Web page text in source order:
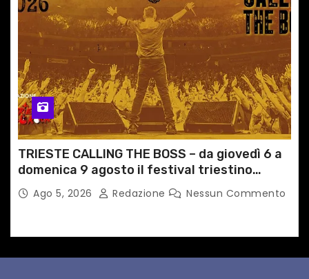
TRIESTE CALLING THE BOSS – da giovedì 6 a
domenica 9 agosto il festival triestino
dedicato a Springsteen
Ago 5, 2026 Redazione Nessun Commento